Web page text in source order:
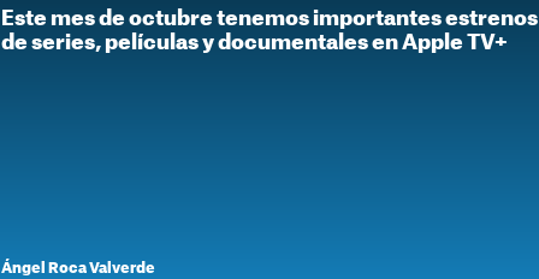
Este mes de octubre tenemos importantes estrenos
de series, películas y documentales en Apple TV+
Ángel Roca Valverde